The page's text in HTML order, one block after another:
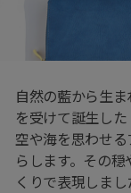
自然の藍から生
を受けて誕生した
空や海を思わせ
らします。その
くりで表現しまし